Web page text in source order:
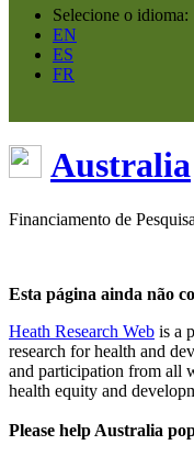
Selecione o idioma:
EN
ES
FR
Australia
Financiamento de
Esta página ainda não
Heath Research Web is a
research for health and
and participation from all
health equity and
Please help Australia